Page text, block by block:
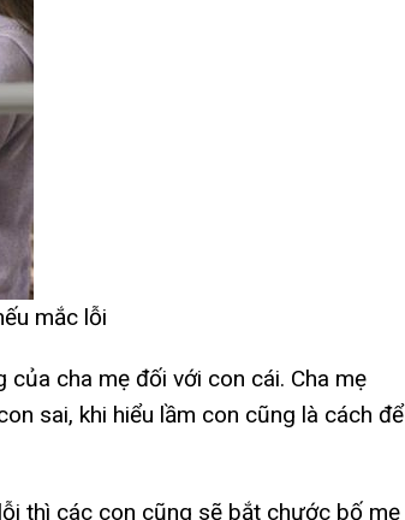
mắc lỗi
cha mẹ đối với con cái. Cha mẹ
sai, khi hiểu lầm con cũng là cách để
thì các con cũng sẽ bắt chước bố mẹ